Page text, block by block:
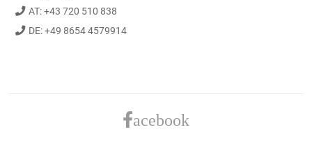
AT: +43 720 510 838
DE: +49 8654 4579914
acebook